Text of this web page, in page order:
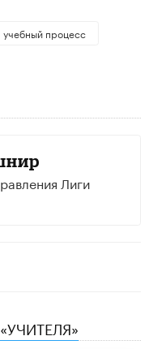
учебный процесс
Лиги